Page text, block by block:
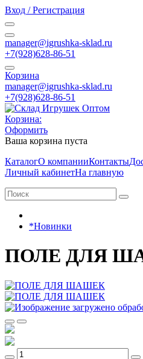
Вход / Регистрация
manager@igrushka-sklad.ru
+7(928)628-86-51
Корзина
manager@igrushka-sklad.ru
+7(928)628-86-51
Корзина:
Оформить
Ваша корзина пуста
КаталогО компанииКонтакты
Личный кабинетНа главную
*Новинки
ПОЛЕ ДЛЯ